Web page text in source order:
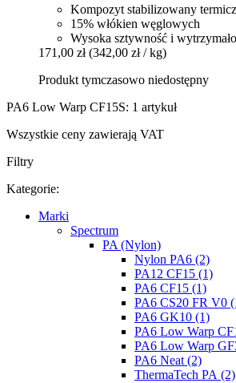
Kompozyt stabilizowany
15% włókien węglowych
Wysoka sztywność i
171,00 zł (342,00 zł / kg)
Produkt tymczasowo niedostępny
PA6 Low Warp CF15S: 1 artykuł
Wszystkie ceny zawierają VAT
Filtry
Kategorie:
Marki
Spectrum
PA (Nylon)
Nylon PA6 (2)
PA12 CF15 (1)
PA6 CF15 (1)
PA6 CS20 FR V0
PA6 GK10 (1)
PA6 Low Warp
PA6 Low Warp
PA6 Neat (2)
ThermaTech PA (2)